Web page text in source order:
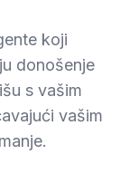
koji
donošenje
s vašim
vašim